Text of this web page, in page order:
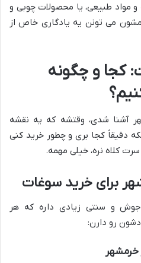
و مواد طبیعی، یا محصولات چوبی و
می تونن یه یادگاری خاص از
کجا و چگونه
آشنا شدی، وقتشه که یه نقشه
دقیقاً کجا بری و چطور خرید کنی
کلاه نره، خیلی مهمه.
برای خرید سوغات
و سنتی زیادی داره که هر
رو دارن:
خرمشهر